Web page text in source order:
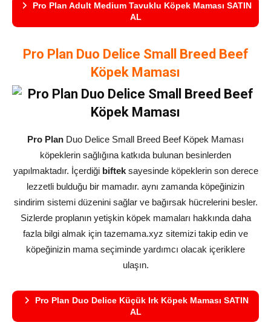
Pro Plan Adult Medium Tavuklu Köpek Maması SATIN
AL
Pro Plan Duo Delice Small Breed Beef
Köpek Maması
Pro Plan Duo Delice Small Breed Beef Köpek Maması
köpeklerin sağlığına katkıda bulunan besinlerden
yapılmaktadır. İçerdiği bifteksayesinde köpeklerin son derece
lezzetli bulduğu bir mamadır. aynı zamanda köpeğinizin
sindirim sistemi düzenini sağlar ve bağırsak hücrelerini besler.
Sizlerde proplanın yetişkin köpek mamaları hakkında daha
fazla bilgi almak için tazemama.xyz sitemizi takip edin ve
köpeğinizin mama seçiminde yardımcı olacak içeriklere
ulaşın.
Pro Plan Duo Delice Küçük Irk Köpek Maması SATIN
AL